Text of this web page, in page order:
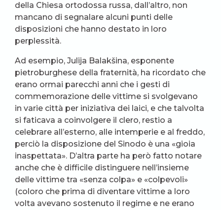
della Chiesa ortodossa russa, dall’altro, non
mancano di segnalare alcuni punti delle
disposizioni che hanno destato in loro
perplessità.
Ad esempio, Julija Balakšina, esponente
pietroburghese della fraternità, ha ricordato che
erano ormai parecchi anni che i gesti di
commemorazione delle vittime si svolgevano
in varie città per iniziativa dei laici, e che talvolta
si faticava a coinvolgere il clero, restio a
celebrare all’esterno, alle intemperie e al freddo,
perciò la disposizione del Sinodo è una «gioia
inaspettata». D’altra parte ha però fatto notare
anche che è difficile distinguere nell’insieme
delle vittime tra «senza colpa» e «colpevoli»
(coloro che prima di diventare vittime a loro
volta avevano sostenuto il regime e ne erano